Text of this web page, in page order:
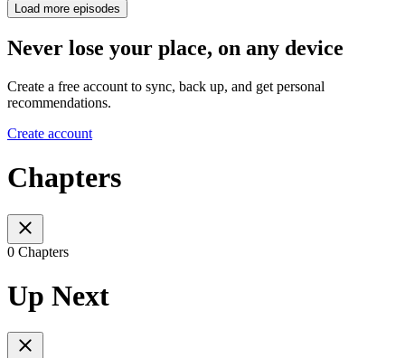
Load more episodes
Never lose your place, on any device
Create a free account to sync, back up, and get personal
recommendations.
Create account
Chapters
0 Chapters
Up Next